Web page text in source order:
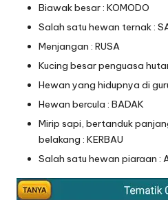
Biawak besar : KOMODO
Salah satu hewan ternak :
Menjangan : RUSA
Kucing besar penguasa
Hewan yang hidupnya di
Hewan bercula : BADAK
Mirip sapi, bertanduk
belakang : KERBAU
Salah satu hewan piaraan :